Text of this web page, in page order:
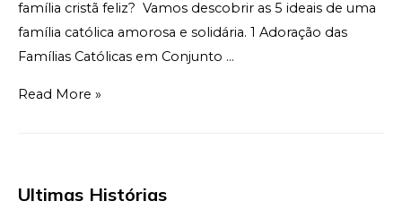
família cristã feliz? Vamos descobrir as 5 ideais de uma
família católica amorosa e solidária. 1 Adoração das
Famílias Católicas em Conjunto …
Read More »
Ultimas Histórias